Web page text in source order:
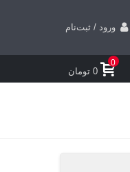
ورود / ثبت‌نام
0
0 تومان